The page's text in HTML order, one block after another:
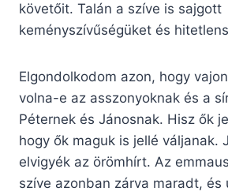
követőit. Talán a szíve is sajgott
keményszívűségüket és
Elgondolkodom azon, hogy
volna-e az asszonyoknak és a
Péternek és Jánosnak. Hisz ők
hogy ők maguk is jellé váljanak.
elvigyék az örömhírt. Az
szíve azonban zárva maradt, és